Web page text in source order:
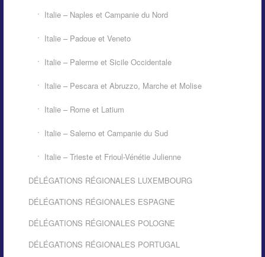
Italie – Naples et Campanie du Nord
Italie – Padoue et Veneto
Italie – Palerme et Sicile Occidentale
Italie – Pescara et Abruzzo, Marche et Molise
Italie – Rome et Latium
Italie – Salerno et Campanie du Sud
Italie – Trieste et Frioul-Vénétie Julienne
DÉLÉGATIONS RÉGIONALES LUXEMBOURG
DÉLÉGATIONS RÉGIONALES ESPAGNE
DÉLÉGATIONS RÉGIONALES POLOGNE
DÉLÉGATIONS RÉGIONALES PORTUGAL